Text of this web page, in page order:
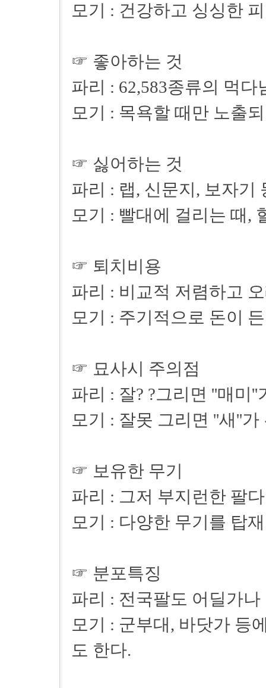
모기 : 건강하고 싱싱한
☞ 좋아하는 것
파리 : 62,583종류의 먹다
모기 : 목욕할 때만 노출
☞ 싫어하는 것
파리 : 랩, 신문지, 보자기
모기 : 빨대에 걸리는 때,
☞ 퇴치비용
파리 : 비교적 저렴하고
모기 : 주기적으로 돈이
☞ 묘사시 주의점
파리 : 잘? ?그리면 ''매미''
모기 : 잘못 그리면 ''새''가
☞ 보유한 무기
파리 : 그저 부지런한 팔
모기 : 다양한 무기를 탑
☞ 분포특징
파리 : 전국팔도 어딜가
모기 : 군부대, 바닷가 등
도 한다.